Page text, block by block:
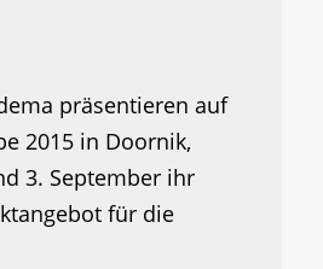
präsentieren auf
2015 in Doornik,
3. September ihr
für die